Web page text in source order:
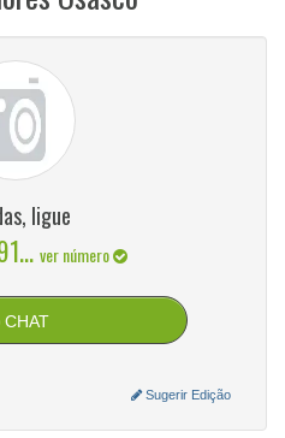
ligue
ver número
CHAT
Sugerir Edição